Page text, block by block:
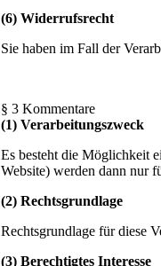
(6) Widerrufsrecht
Sie haben im Fall der
§ 3 Kommentare
(1) Verarbeitungszweck
Es besteht die Möglichkeit
Website) werden dann nur
(2) Rechtsgrundlage
Rechtsgrundlage für diese
(3) Berechtigtes Interesse